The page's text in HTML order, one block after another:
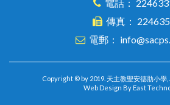
電話：
傳真：
電郵：
Copyright © by 2019. 天主教聖安德肋小學
Web Design By East